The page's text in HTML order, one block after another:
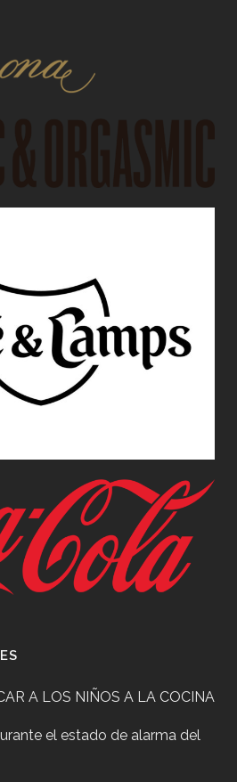
A LOS NIÑOS A LA COCINA
el estado de alarma del